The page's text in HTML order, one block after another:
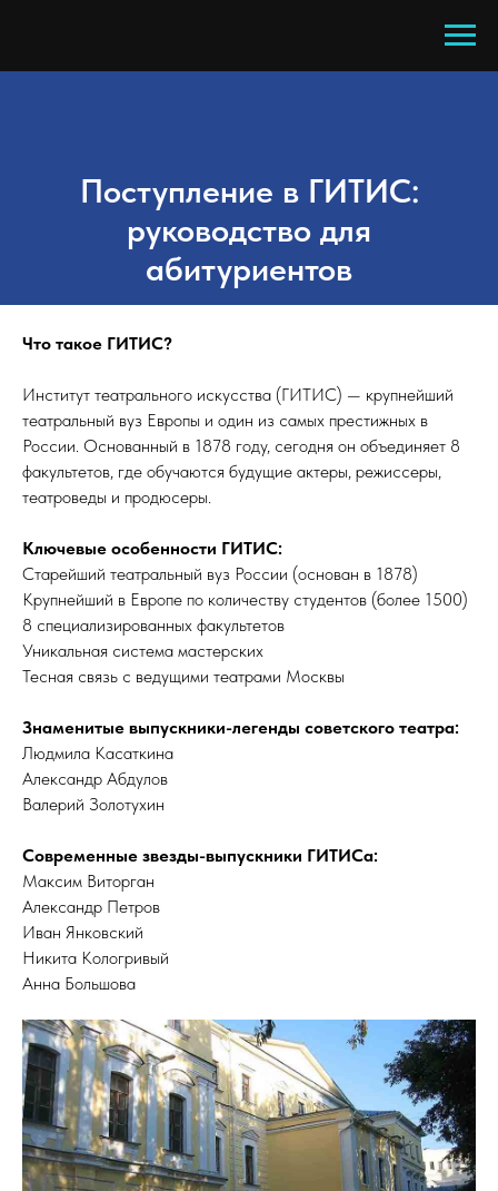
Поступление в ГИТИС:
руководство для
абитуриентов
Что такое ГИТИС?
Институт театрального искусства (ГИТИС) — крупнейший
театральный вуз Европы и один из самых престижных в
России. Основанный в 1878 году, сегодня он объединяет 8
факультетов, где обучаются будущие актеры, режиссеры,
театроведы и продюсеры.
Ключевые особенности ГИТИС:
Старейший театральный вуз России (основан в 1878)
Крупнейший в Европе по количеству студентов (более 1500)
8 специализированных факультетов
Уникальная система мастерских
Тесная связь с ведущими театрами Москвы
Знаменитые выпускники-легенды советского театра:
Людмила Касаткина
Александр Абдулов
Валерий Золотухин
Современные звезды-выпускники ГИТИСа:
Максим Виторган
Александр Петров
Иван Янковский
Никита Кологривый
Анна Большова